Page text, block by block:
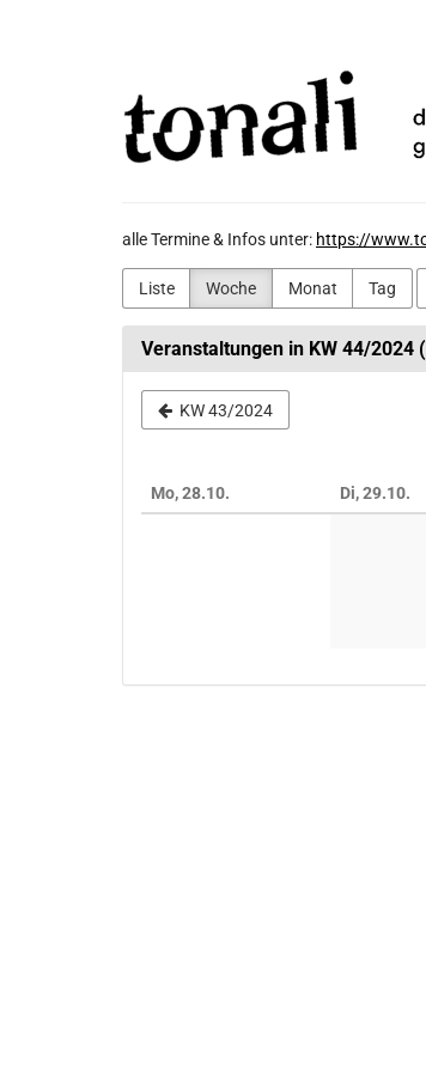
gemeinnützige
GmbH
alle Termine & Infos unter: https://
Liste Woche Monat Tag
Veranstaltungen in KW 44/2024
KW 43/2024
Mo, 28.10. Di, 29.10.